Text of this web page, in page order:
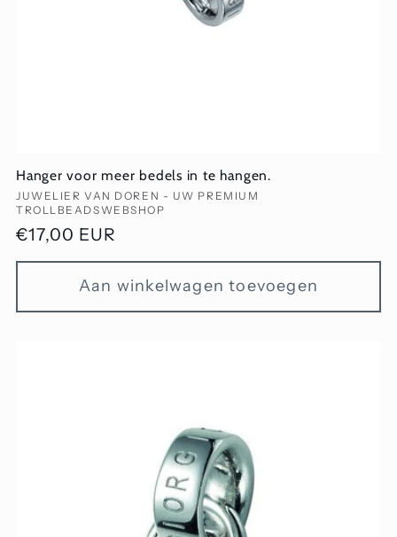
Hanger voor meer bedels in te hangen.
Verkoper:
JUWELIER VAN DOREN - UW PREMIUM
TROLLBEADSWEBSHOP
Normale
prijs
€17,00 EUR
Aan winkelwagen toevoegen